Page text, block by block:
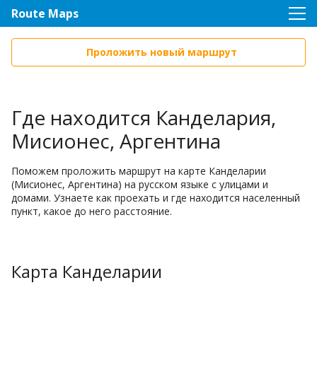
Route Maps
Проложить новый маршрут
Где находится Канделария,
Мисионес, Аргентина
Поможем проложить маршрут на карте Канделарии
(Мисионес, Аргентина) на русском языке с улицами и
домами. Узнаете как проехать и где находится населенный
пункт, какое до него расстояние.
Карта Канделарии